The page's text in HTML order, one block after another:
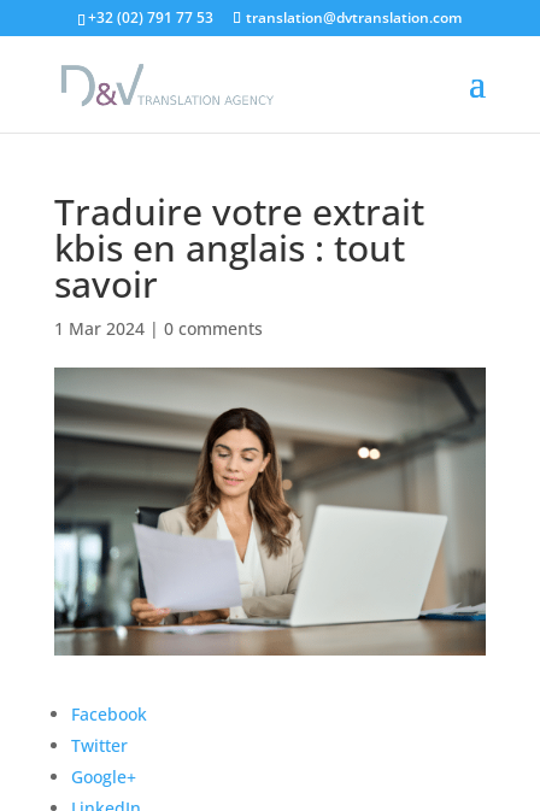
+32 (02) 791 77 53 translation@dvtranslation.com
Traduire votre extrait
kbis en anglais : tout
savoir
1 Mar 2024| 0 comments
Facebook
Twitter
Google+